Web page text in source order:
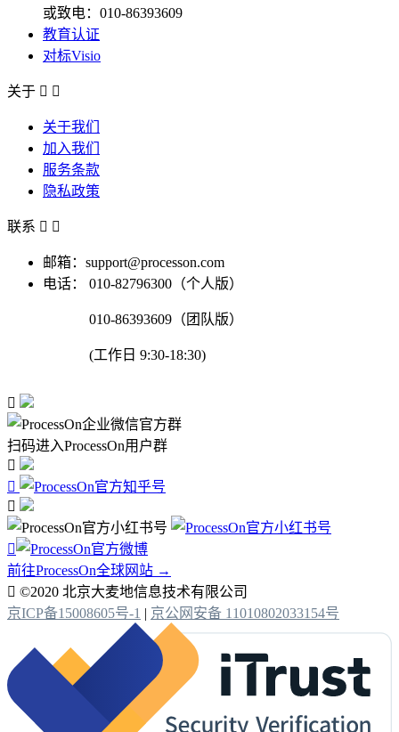
或致电：010-86393609
教育认证
对标Visio
关于  
关于我们
加入我们
服务条款
隐私政策
联系  
邮箱：support@processon.com
电话：
010-82796300（个人版）
010-86393609（团队版）
(工作日 9:30-18:30)

扫码进入ProcessOn用户群




前往ProcessOn全球网站 →
 ©2020 北京大麦地信息技术有限公司
京ICP备15008605号-1 | 京公网安备 11010802033154号